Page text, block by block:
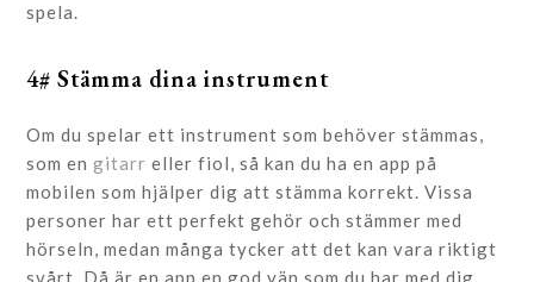
spela.
4# Stämma dina instrument
Om du spelar ett instrument som behöver stämmas,
som engitarr eller fiol, så kan du ha en app på
mobilen som hjälper dig att stämma korrekt. Vissa
personer har ett perfekt gehör och stämmer med
hörseln, medan många tycker att det kan vara riktigt